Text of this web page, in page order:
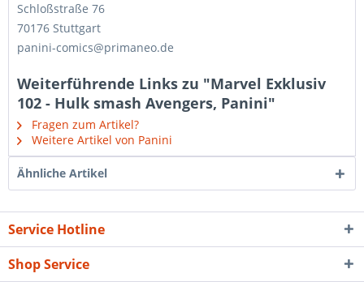
Schloßstraße 76
70176 Stuttgart
panini-comics@primaneo.de
Weiterführende Links zu "Marvel Exklusiv
102 - Hulk smash Avengers, Panini"
Fragen zum Artikel?
Weitere Artikel von Panini
Ähnliche Artikel
Service Hotline
Shop Service